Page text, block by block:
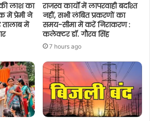
लाश का
प्रेमी ने
तालाब में
राजस्व कार्यों में लापरवाही बर्दाश्त
नहीं, सभी लंबित प्रकरणों का
समय-सीमा में करें निराकरण :
कलेक्टर डॉ. गौरव सिंह
7 hours ago